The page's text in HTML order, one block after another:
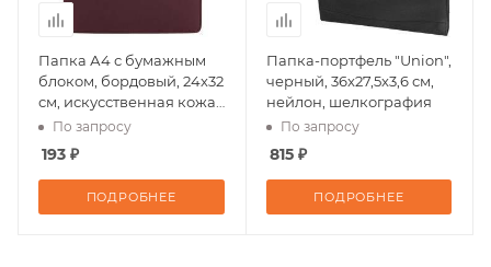
Папка А4 с бумажным
блоком, бордовый, 24х32
см, искусственная кожа,
шелкография
По запросу
193 ₽
ПОДРОБНЕЕ
Папка-портфель "Union",
черный, 36x27,5x3,6 см,
нейлон, шелкография
По запросу
815 ₽
ПОДРОБНЕЕ